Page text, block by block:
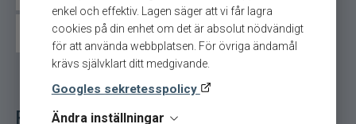
enkel och effektiv. Lagen säger att vi får lagra
cookies på din enhet om det är absolut nödvändigt
för att använda webbplatsen. För övriga ändamål
krävs självklart ditt medgivande.
Googles sekretesspolicy
Ändra inställningar
problem. Den kombinerar ett lätt och bekvämt
material med funktioner som gör fiskedagen mer
behaglig.
Den avslappnade passformen och den praktiska
huvan gör att plagget fungerar perfekt
tillsammans med keps och annan utrustning
Simms strumpor vantar Simms t-shirt Vision t-shirts